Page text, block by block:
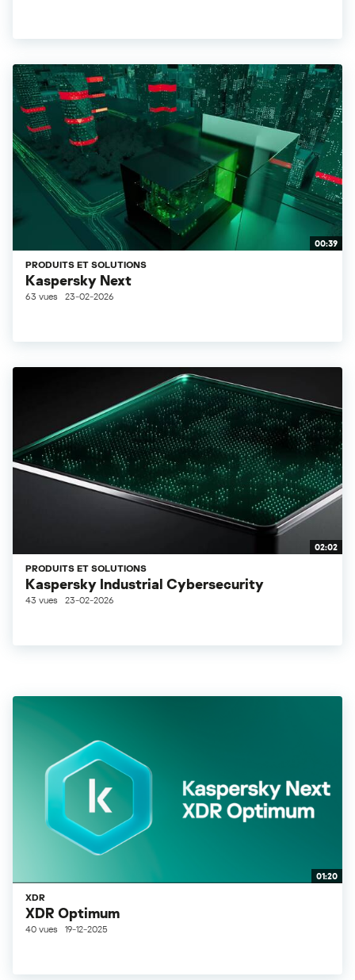
00:39
PRODUITS ET SOLUTIONS
Kaspersky Next
63 vues 23-02-2026
02:02
PRODUITS ET SOLUTIONS
Kaspersky Industrial Cybersecurity
43 vues 23-02-2026
01:20
XDR
XDR Optimum
40 vues 19-12-2025